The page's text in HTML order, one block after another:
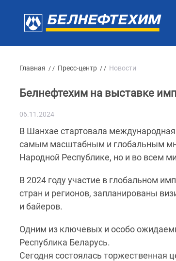
Главная / / Пресс-центр / / Новости
Белнефтехим на выставке
06.11.2024
В Шанхае стартовала
самым масштабным и глобальным
Народной Республике, но и во всем
В 2024 году участие в глобальном
стран и регионов, запланированы
и байеров.
Одним из ключевых и особо
Республика Беларусь.
Сегодня состоялась торжественная